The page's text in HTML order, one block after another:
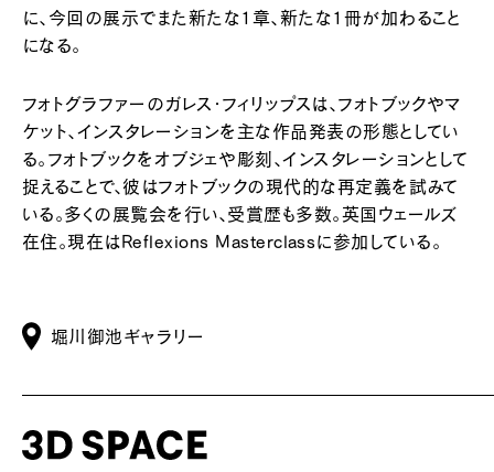
に、今回の展示でまた新たな1章、新たな1冊が加わること
になる。
フォトグラファーのガレス・フィリップスは、フォトブックやマ
ケット、インスタレーションを主な作品発表の形態としてい
る。フォトブックをオブジェや彫刻、インスタレーションとして
捉えることで、彼はフォトブックの現代的な再定義を試みて
いる。多くの展覧会を行い、受賞歴も多数。英国ウェールズ
在住。現在はReflexions Masterclassに参加している。
堀川御池ギャラリー